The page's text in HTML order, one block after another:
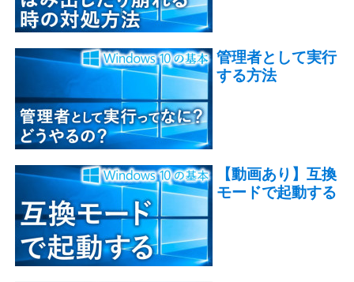
管理者として実行
する方法
【動画あり】互換
モードで起動する